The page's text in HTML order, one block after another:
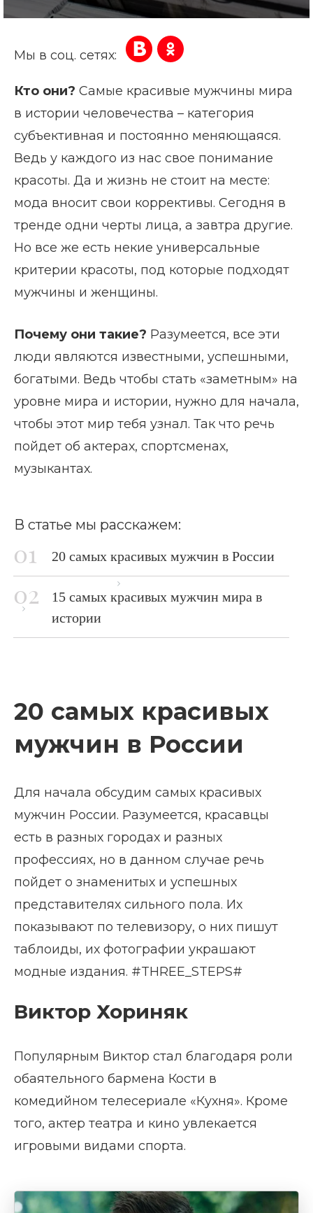
Самые красивые мужчины мира в истории
Мы в соц. сетях:
Кто они? Самые красивые мужчины мира
в истории человечества – категория
субъективная и постоянно меняющаяся.
Ведь у каждого из нас свое понимание
красоты. Да и жизнь не стоит на месте:
мода вносит свои коррективы. Сегодня в
тренде одни черты лица, а завтра другие.
Но все же есть некие универсальные
критерии красоты, под которые подходят
мужчины и женщины.
Почему они такие? Разумеется, все эти
люди являются известными, успешными,
богатыми. Ведь чтобы стать «заметным» на
уровне мира и истории, нужно для начала,
чтобы этот мир тебя узнал. Так что речь
пойдет об актерах, спортсменах,
музыкантах.
В статье мы расскажем:
20 самых красивых мужчин в России
15 самых красивых мужчин мира в
истории
20 самых красивых
мужчин в России
Для начала обсудим самых красивых
мужчин России. Разумеется, красавцы
есть в разных городах и разных
профессиях, но в данном случае речь
пойдет о знаменитых и успешных
представителях сильного пола. Их
показывают по телевизору, о них пишут
таблоиды, их фотографии украшают
модные издания. #THREE_STEPS#
Виктор Хориняк
Популярным Виктор стал благодаря роли
обаятельного бармена Кости в
комедийном телесериале «Кухня». Кроме
того, актер театра и кино увлекается
игровыми видами спорта.